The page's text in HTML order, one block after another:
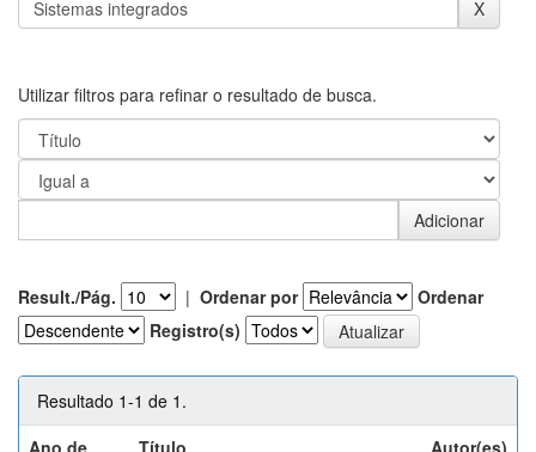
Utilizar filtros para refinar o resultado de busca.
Result./Pág. | Ordenar por
Ordenar
Registro(s)
Resultado 1-1 de 1.
Ano de
Título Autor(es)